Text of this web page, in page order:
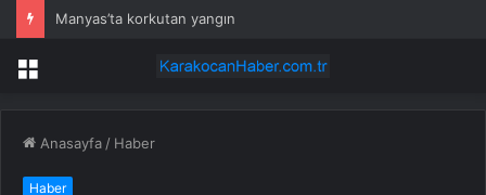
Manyas’ta korkutan yangın
Menü
Anasayfa / Haber
Haber